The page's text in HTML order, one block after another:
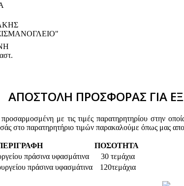
ΑΠΟΣΤΟΛΗ ΠΡΟΣΦΟΡΑΣ ΓΙΑ
με τις τιμές παρατηρητηρίου στην
στο παρατηρητήριο τιμών παρακαλούμε όπως μας
ΠΟΣΟΤΗΤΑ
πράσινα υφασμάτινα
30 τεμάχια
πράσινα υφασμάτινα 120τεμάχια